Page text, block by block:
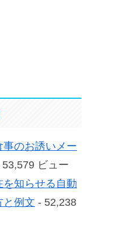
事のお誘いメー
53,579 ビュー
を知らせる自動
と例文 - 52,238